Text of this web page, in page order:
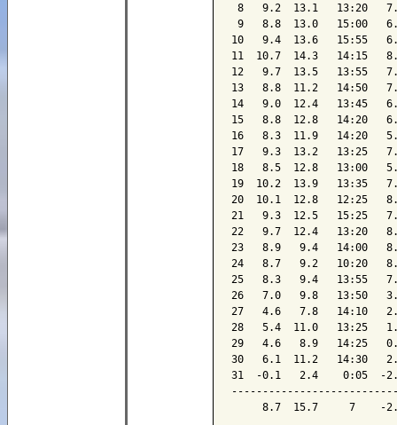
8   9.2  13.1   13:20
9   8.8  13.0   15:00
10   9.4  13.6   15:55
11  10.7  14.3   14:15
12   9.7  13.5   13:55
13   8.8  11.2   14:50
14   9.0  12.4   13:45
15   8.8  12.8   14:20
16   8.3  11.9   14:20
17   9.3  13.2   13:25
18   8.5  12.8   13:00
19  10.2  13.9   13:35
20  10.1  12.8   12:25
21   9.3  12.5   15:25
22   9.7  12.4   13:20
23   8.9   9.4   14:00
24   8.7   9.2   10:20
25   8.3   9.4   13:55
26   7.0   9.8   13:50
27   4.6   7.8   14:10
28   5.4  11.0   13:25
29   4.6   8.9   14:25
30   6.1  11.2   14:30
31  -0.1   2.4    0:05  -
8.7  15.7     7    -